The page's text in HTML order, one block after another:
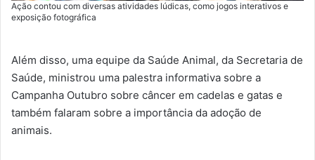
Ação contou com diversas atividades lúdicas, como jogos interativos e
exposição fotográfica
Além disso, uma equipe da Saúde Animal, da Secretaria de
Saúde, ministrou uma palestra informativa sobre a
Campanha Outubro sobre câncer em cadelas e gatas e
também falaram sobre a importância da adoção de
animais.